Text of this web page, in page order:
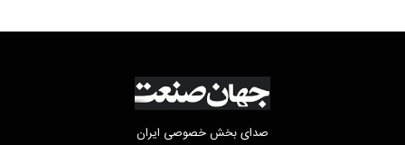
صدای بخش خصوصی ایران